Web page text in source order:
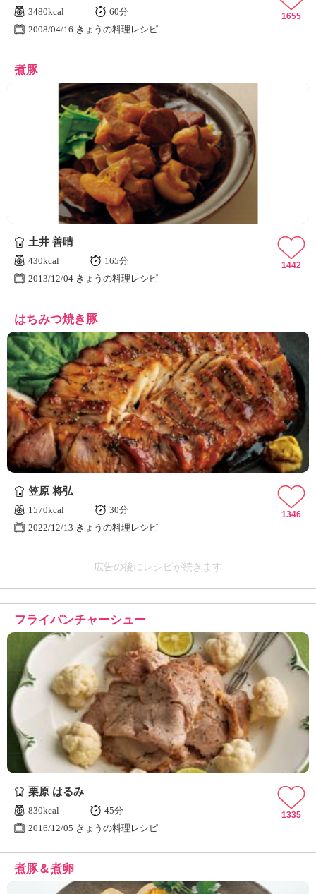
3480kcal
60分
2008/04/16 きょうの料理レシピ
1655
煮豚
土井 善晴
430kcal
165分
2013/12/04 きょうの料理レシピ
1442
はちみつ焼き豚
笠原 将弘
1570kcal
30分
2022/12/13 きょうの料理レシピ
1346
広告の後にレシピが続きます
フライパンチャーシュー
栗原 はるみ
830kcal
45分
2016/12/05 きょうの料理レシピ
1335
煮豚＆煮卵